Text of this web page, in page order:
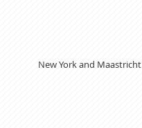
New York and Maastricht